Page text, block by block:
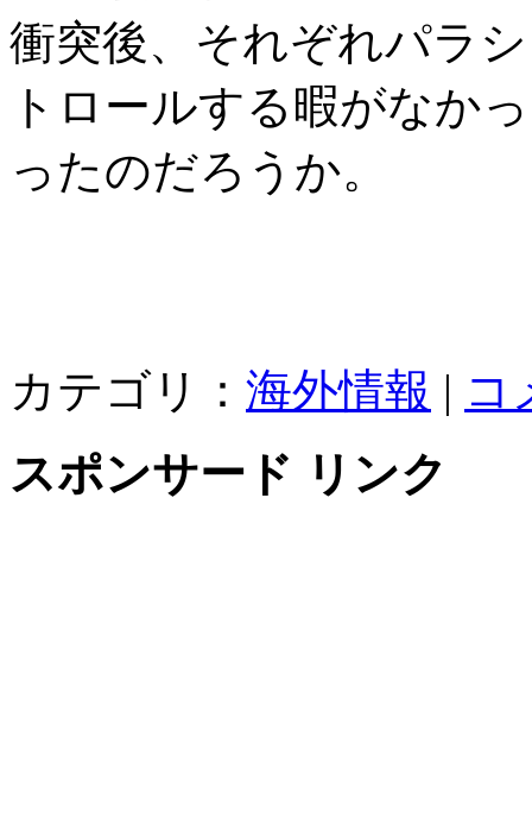
衝突後、それぞれパラ
トロールする暇がなか
ったのだろうか。
カテゴリ： 海外情報 | コ
スポンサード リンク